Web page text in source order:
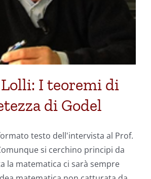
I teoremi di
di Godel
testo dell'intervista al Prof.
si cerchino principi da
la matematica ci sarà sempre